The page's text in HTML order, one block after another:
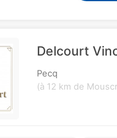
Delcourt
Pecq
(à 12 km de